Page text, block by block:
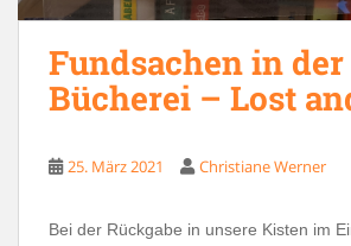
Fundsachen in der
Bücherei – Lost
25. März 2021 Christiane Werner
Bei der Rückgabe in unsere Kisten im